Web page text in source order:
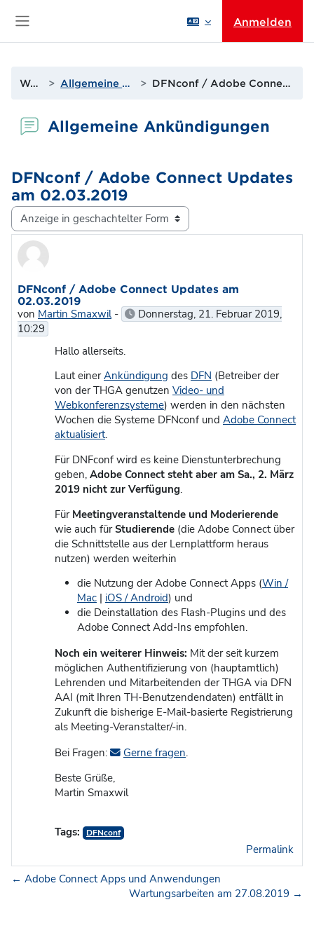
Anmelden
Website Allgemeine Ankündigungen DFNconf / Adobe Connect Updates am 02.03.2019
Allgemeine Ankündigungen
DFNconf / Adobe Connect Updates
am 02.03.2019
Anzeigemodus
DFNconf / Adobe Connect Updates am
02.03.2019
von Martin Smaxwil-
Donnerstag, 21. Februar 2019,
10:29
Hallo allerseits.
Laut einerAnkündigung des DFN (Betreiber der
von der THGA genutzen Video- und
Webkonferenzsysteme) werden in den nächsten
Wochen die Systeme DFNconf und Adobe Connect
aktualisiert.
Für DNFconf wird es keine Dienstunterbrechung
geben, Adobe Connect steht aber am Sa., 2. März
2019 nicht zur Verfügung.
Für Meetingveranstaltende und Moderierende
wie auch fürStudierende (die Adobe Connect über
die Schnittstelle aus der Lernplattform heraus
nutzen) werden weiterhin
die Nutzung der Adobe Connect Apps (Win /
Mac | iOS / Android) und
die Deinstallation des Flash-Plugins und des
Adobe Connect Add-Ins empfohlen.
Noch ein weiterer Hinweis: Mit der seit kurzem
möglichen Authentifizierung von (hauptamtlich)
Lehrenden und Mitarbeitenden der THGA via DFN
AAI (mit Ihren TH-Benutzendendaten) entfällt in
Zukunft die bisherige E-Mail-basierte Registrierung
als Meeting-Veranstalter/-in.
Bei Fragen:
Gerne fragen.
Beste Grüße,
Martin Smaxwil
Tags: DFNconf
Permalink
← Adobe Connect Apps und Anwendungen
Wartungsarbeiten am 27.08.2019 →